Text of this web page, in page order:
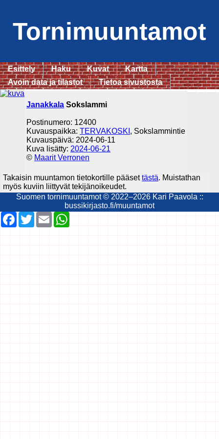
Tornimuuntamot
Esittely Haku Kuvat
Kartta
Avoin data ja tilastot
Tietoa sivustosta
Janakkala Sokslammi
Postinumero: 12400
Kuvauspaikka: TERVAKOSKI , Sokslammintie
Kuvauspäivä: 2024-06-11
Kuva lisätty: 2024-06-21
© Maarit Verronen
Takaisin muuntamon tietokortille pääsettästä. Muistathan
myös kuviin liittyvät tekijänoikeudet.
Suomen tornimuuntamot © 2022–2026 Kari Paavola ::
bussikirjasto.fi/muuntamot
Facebook
TwitterEmail